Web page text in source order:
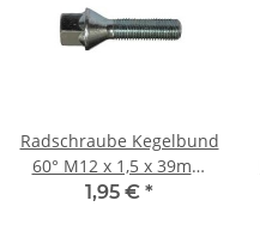
Radschraube Kegelbund
60° M12 x 1,5 x 39mm
SW17
1,95 € *